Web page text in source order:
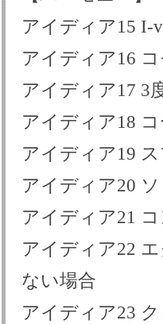
アイディア15 I-
アイディア16
アイディア17 3
アイディア18
アイディア19
アイディア20
アイディア21
アイディア22
ない場合
アイディア23